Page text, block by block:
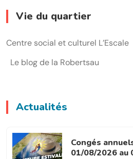
Vie du quartier
Centre social et culturel L’Escale
Le blog de la Robertsau
Actualités
Congés
01/08/2026 au